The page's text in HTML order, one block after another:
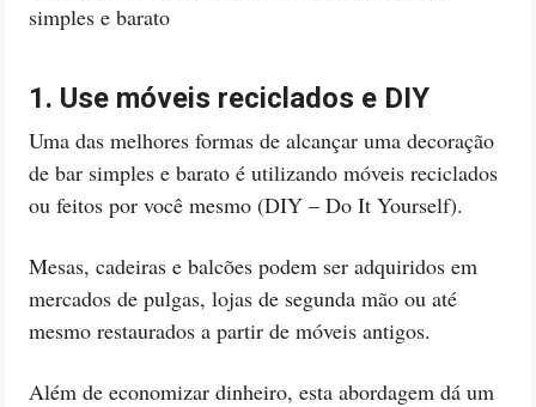
simples e barato
1. Use móveis reciclados e DIY
Uma das melhores formas de alcançar uma decoração
de bar simples e barato é utilizando móveis reciclados
ou feitos por você mesmo (DIY – Do It Yourself).
Mesas, cadeiras e balcões podem ser adquiridos em
mercados de pulgas, lojas de segunda mão ou até
mesmo restaurados a partir de móveis antigos.
Além de economizar dinheiro, esta abordagem dá um